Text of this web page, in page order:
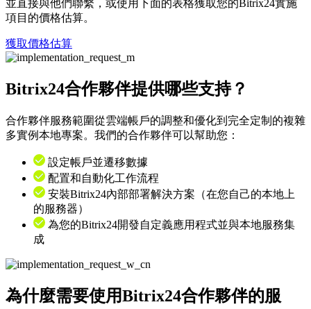
並直接與他們聯繫，或使用下面的表格獲取您的Bitrix24實施
項目的價格估算。
獲取價格估算
Bitrix24合作夥伴提供哪些支持？
合作夥伴服務範圍從雲端帳戶的調整和優化到完全定制的複雜
多實例本地專案。我們的合作夥伴可以幫助您：
設定帳戶並遷移數據
配置和自動化工作流程
安裝Bitrix24內部部署解決方案（在您自己的本地上
的服務器）
為您的Bitrix24開發自定義應用程式並與本地服務集
成
為什麼需要使用Bitrix24合作夥伴的服